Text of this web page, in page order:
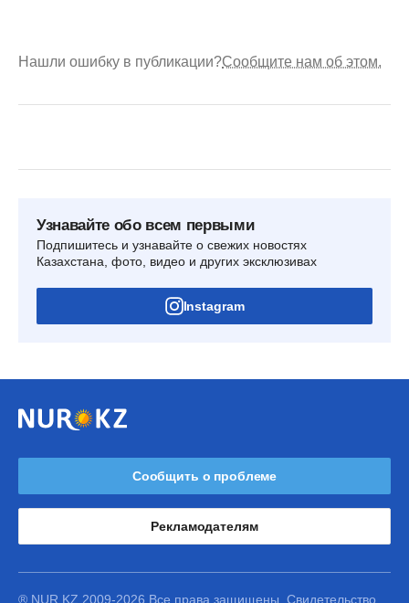
Нашли ошибку в публикации?Сообщите нам об этом.
Узнавайте обо всем первыми
Подпишитесь и узнавайте о свежих новостях
Казахстана, фото, видео и других эксклюзивах
Instagram
Сообщить о проблеме
Рекламодателям
® NUR.KZ 2009-2026 Все права защищены. Свидетельство